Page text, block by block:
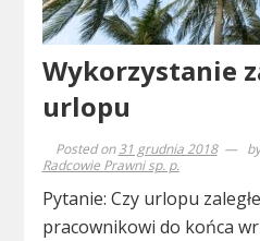
Wykorzystanie
urlopu
Posted on31 grudnia 2018
Radcowie Prawni sp. p.
Pytanie: Czy urlopu
pracownikowi do końca